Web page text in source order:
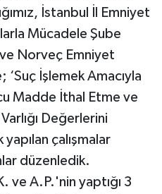
İstanbul İl Emniyet
Mücadele Şube
Norveç Emniyet
İşlemek Amacıyla
Madde İthal Etme ve
Değerlerini
yapılan çalışmalar
düzenledik.
ve A.P.'nin yaptığı 3